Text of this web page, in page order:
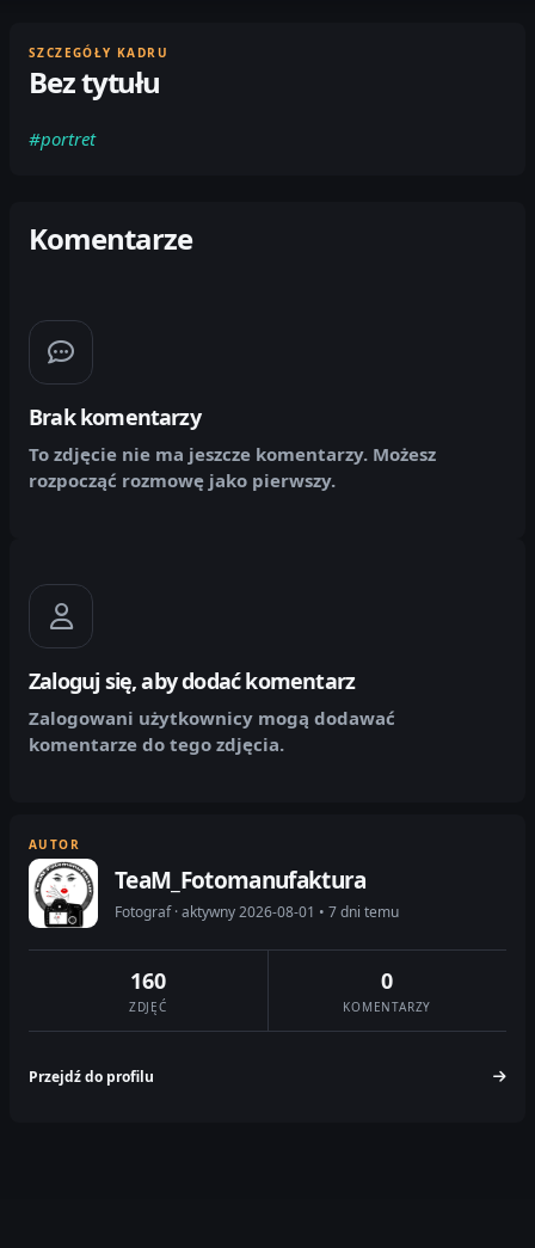
SZCZEGÓŁY KADRU
Bez tytułu
#portret
Komentarze
Brak komentarzy
To zdjęcie nie ma jeszcze komentarzy. Możesz
rozpocząć rozmowę jako pierwszy.
Zaloguj się, aby dodać komentarz
Zalogowani użytkownicy mogą dodawać
komentarze do tego zdjęcia.
AUTOR
TeaM_Fotomanufaktura
Fotograf · aktywny 2026-08-01 • 7 dni temu
160
ZDJĘĆ
0
KOMENTARZY
Przejdź do profilu